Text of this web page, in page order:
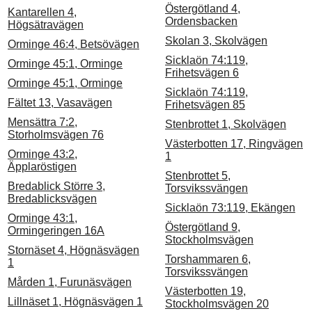
Kantarellen 4,
Högsätravägen
Orminge 46:4, Betsövägen
Orminge 45:1, Orminge
Orminge 45:1, Orminge
Fältet 13, Vasavägen
Mensättra 7:2,
Storholmsvägen 76
Orminge 43:2,
Äpplaröstigen
Bredablick Större 3,
Bredablicksvägen
Orminge 43:1,
Ormingeringen 16A
Stornäset 4, Högnäsvägen
1
Mården 1, Furunäsvägen
Lillnäset 1, Högnäsvägen 1
Östergötland 4,
Ordensbacken
Skolan 3, Skolvägen
Sicklaön 74:119,
Frihetsvägen 6
Sicklaön 74:119,
Frihetsvägen 85
Stenbrottet 1, Skolvägen
Västerbotten 17, Ringvägen
1
Stenbrottet 5,
Torsvikssvängen
Sicklaön 73:119, Ekängen
Östergötland 9,
Stockholmsvägen
Torshammaren 6,
Torsvikssvängen
Västerbotten 19,
Stockholmsvägen 20